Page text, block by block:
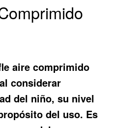
aire comprimido
considerar
del niño, su nivel
del uso. Es